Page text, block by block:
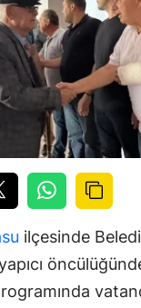
ilçesinde